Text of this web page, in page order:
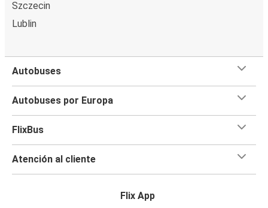
Szczecin
Lublin
Autobuses
Autobuses por Europa
FlixBus
Atención al cliente
Flix App